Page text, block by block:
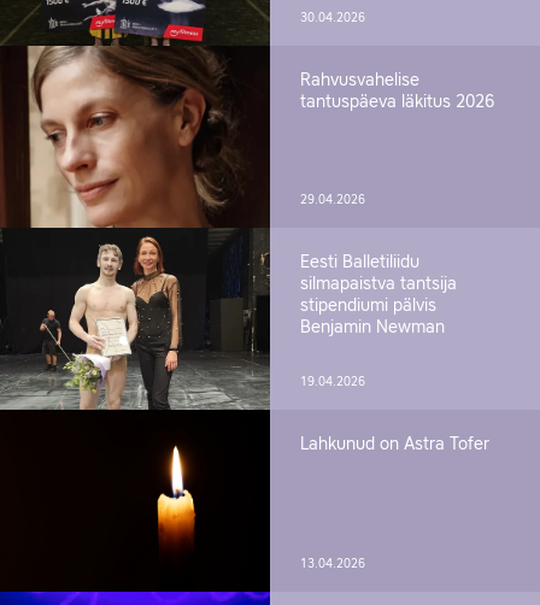
30.04.2026
Rahvusvahelise
tantuspäeva läkitus 2026
29.04.2026
Eesti Balletiliidu
silmapaistva tantsija
stipendiumi pälvis
Benjamin Newman
19.04.2026
Lahkunud on Astra Tofer
13.04.2026